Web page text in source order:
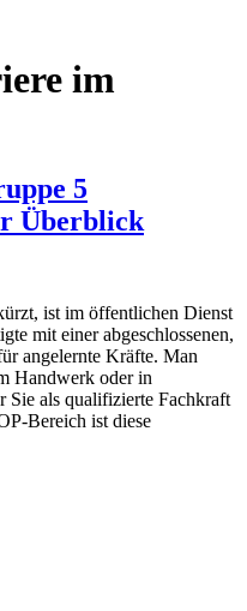
im
5
Überblick
ist im öffentlichen Dienst
mit einer abgeschlossenen,
angelernte Kräfte. Man
Handwerk oder in
Sie als qualifizierte Fachkraft
Bereich ist diese